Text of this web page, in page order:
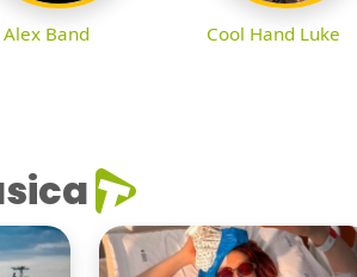
Alex Band Cool Hand Luke